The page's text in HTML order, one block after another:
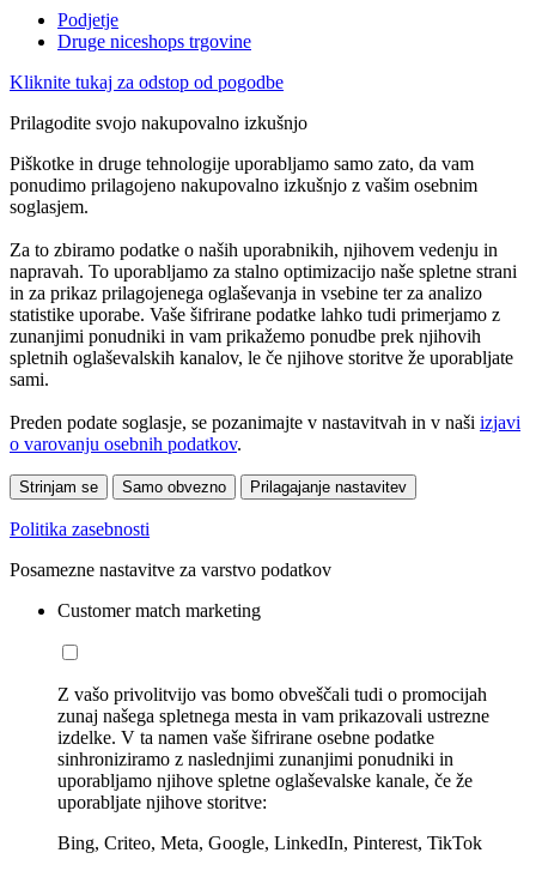
Podjetje
Druge niceshops trgovine
Kliknite tukaj za odstop od pogodbe
Prilagodite svojo nakupovalno izkušnjo
Piškotke in druge tehnologije uporabljamo samo zato, da vam
ponudimo prilagojeno nakupovalno izkušnjo z vašim osebnim
soglasjem.
Za to zbiramo podatke o naših uporabnikih, njihovem vedenju in
napravah. To uporabljamo za stalno optimizacijo naše spletne strani
in za prikaz prilagojenega oglaševanja in vsebine ter za analizo
statistike uporabe. Vaše šifrirane podatke lahko tudi primerjamo z
zunanjimi ponudniki in vam prikažemo ponudbe prek njihovih
spletnih oglaševalskih kanalov, le če njihove storitve že uporabljate
sami.
Preden podate soglasje, se pozanimajte v nastavitvah in v naši izjavi
o varovanju osebnih podatkov.
Strinjam se Samo obvezno Prilagajanje nastavitev
Politika zasebnosti
Posamezne nastavitve za varstvo podatkov
Customer match marketing
Z vašo privolitvijo vas bomo obveščali tudi o promocijah
zunaj našega spletnega mesta in vam prikazovali ustrezne
izdelke. V ta namen vaše šifrirane osebne podatke
sinhroniziramo z naslednjimi zunanjimi ponudniki in
uporabljamo njihove spletne oglaševalske kanale, če že
uporabljate njihove storitve:
Bing, Criteo, Meta, Google, LinkedIn, Pinterest, TikTok